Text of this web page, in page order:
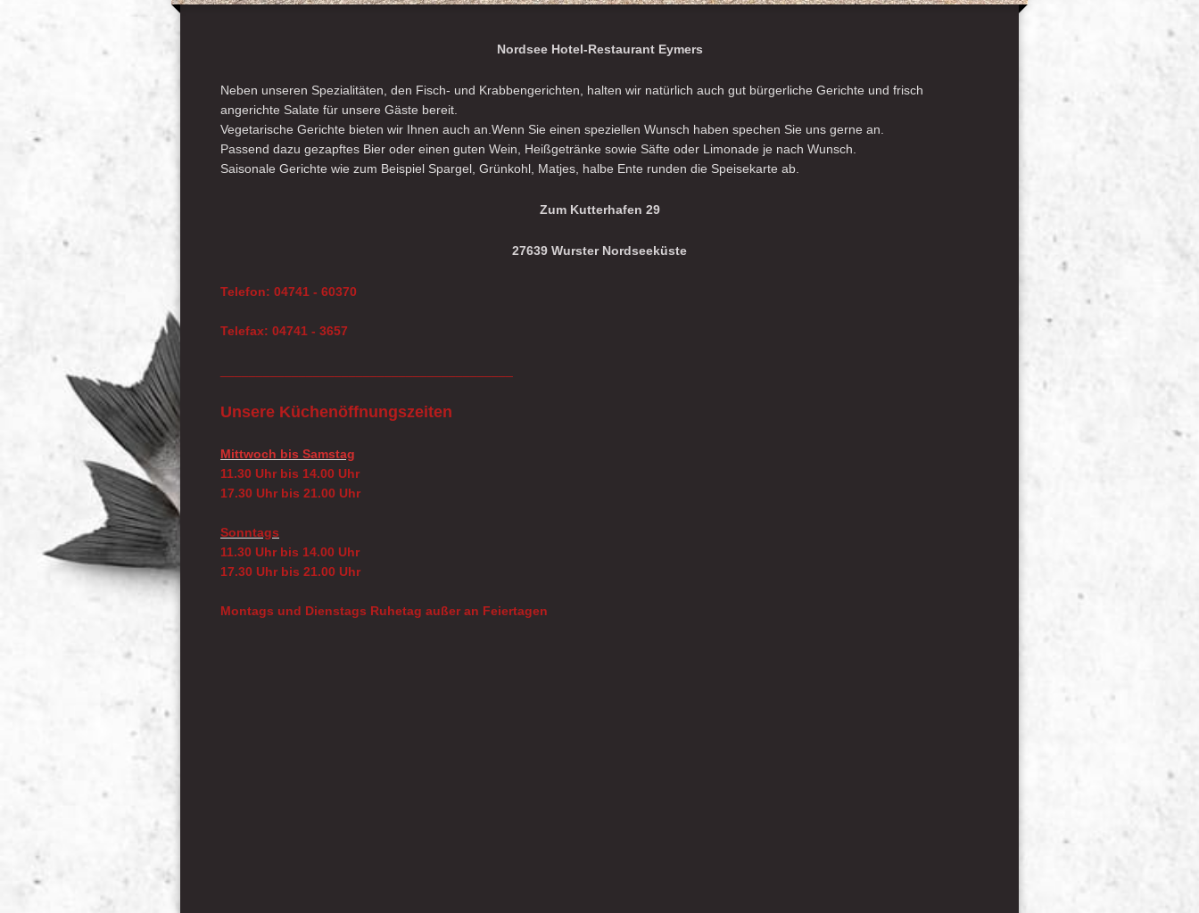
Nordsee Hotel-Restaurant Eymers
Neben unseren Spezialitäten, den Fisch- und Krabbengerichten, halten wir natürlich auch gut bürgerliche Gerichte und frisch
angerichte Salate für unsere Gäste bereit.
Vegetarische Gerichte bieten wir Ihnen auch an.Wenn Sie einen speziellen Wunsch haben spechen Sie uns gerne an.
Passend dazu gezapftes Bier oder einen guten Wein, Heißgetränke sowie Säfte oder Limonade je nach Wunsch.
Saisonale Gerichte wie zum Beispiel Spargel, Grünkohl, Matjes, halbe Ente runden die Speisekarte ab.
Zum Kutterhafen 29
27639 Wurster Nordseeküste
Telefon: 04741 - 60370
Telefax: 04741 - 3657
Unsere Küchenöffnungszeiten
Mittwoch bis Samstag
11.30 Uhr bis 14.00 Uhr
17.30 Uhr bis 21.00 Uhr
Sonntags
11.30 Uhr bis 14.00 Uhr
17.30 Uhr bis 21.00 Uhr
Montags und Dienstags Ruhetag außer an Feiertagen